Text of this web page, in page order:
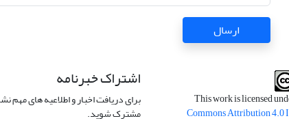
ارسال
This work is licensed
Commons Attribution 4.0
اشتراک خبرنامه
برای دریافت اخبار و اطلاعیه های مهم
مشترک شوید.